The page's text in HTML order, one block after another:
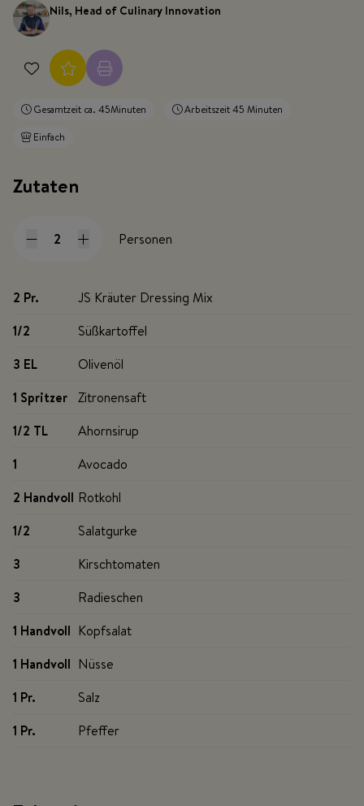
Nils, Head of Culinary Innovation
Gesamtzeit ca. 45Minuten
Arbeitszeit 45 Minuten
Einfach
Zutaten
Personen
2 Pr.
JS Kräuter Dressing Mix
1/2
Süßkartoffel
3 EL
Olivenöl
1 Spritzer Zitronensaft
1/2 TL
Ahornsirup
1
Avocado
2 Handvoll Rotkohl
1/2
Salatgurke
3
Kirschtomaten
3
Radieschen
1 Handvoll Kopfsalat
1 Handvoll Nüsse
1 Pr.
Salz
1 Pr. Pfeffer